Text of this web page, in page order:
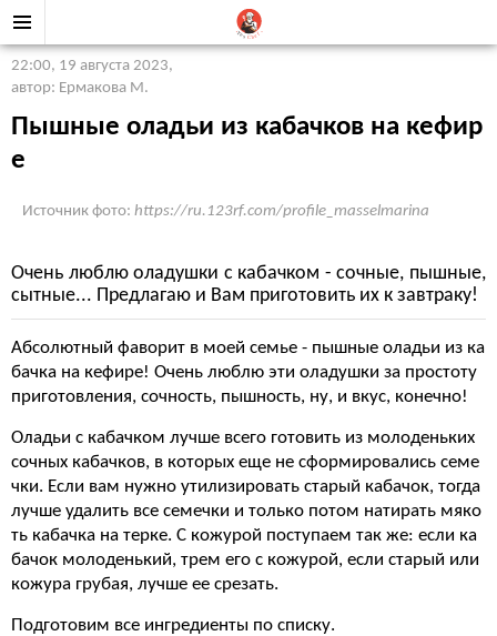
22:00, 19 августа 2023,
автор: Ермакова М.
Пышные оладьи из кабачков на кефир
е
Источник фото: https://ru.123rf.com/profile_masselmarina
Очень люблю оладушки с кабачком - сочные, пышные,
сытные... Предлагаю и Вам приготовить их к завтраку!
Абсолютный фаворит в моей семье - пышные оладьи из ка
бачка на кефире! Очень люблю эти оладушки за простоту
приготовления, сочность, пышность, ну, и вкус, конечно!
Оладьи с кабачком лучше всего готовить из молоденьких
сочных кабачков, в которых еще не сформировались семе
чки. Если вам нужно утилизировать старый кабачок, тогда
лучше удалить все семечки и только потом натирать мяко
ть кабачка на терке. С кожурой поступаем так же: если ка
бачок молоденький, трем его с кожурой, если старый или
кожура грубая, лучше ее срезать.
Подготовим все ингредиенты по списку.